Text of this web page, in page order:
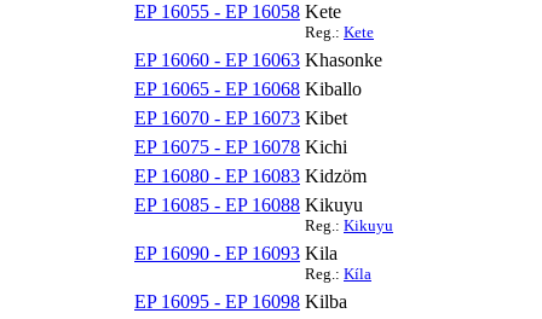
EP 16055 - EP 16058 Kete
Reg.: Kete
EP 16060 - EP 16063 Khasonke
EP 16065 - EP 16068 Kiballo
EP 16070 - EP 16073 Kibet
EP 16075 - EP 16078 Kichi
EP 16080 - EP 16083 Kidzöm
EP 16085 - EP 16088 Kikuyu
Reg.: Kikuyu
EP 16090 - EP 16093 Kila
Reg.: Kíla
EP 16095 - EP 16098 Kilba